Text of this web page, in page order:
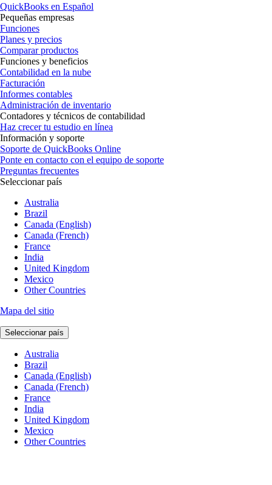
QuickBooks en Español
Pequeñas empresas
Funciones
Planes y precios
Comparar productos
Funciones y beneficios
Contabilidad en la nube
Facturación
Informes contables
Administración de inventario
Contadores y técnicos de contabilidad
Haz crecer tu estudio en línea
Información y soporte
Soporte de QuickBooks Online
Ponte en contacto con el equipo de soporte
Preguntas frecuentes
Seleccionar país
Australia
Brazil
Canada (English)
Canada (French)
France
India
United Kingdom
Mexico
Other Countries
Mapa del sitio
Seleccionar país
Australia
Brazil
Canada (English)
Canada (French)
France
India
United Kingdom
Mexico
Other Countries